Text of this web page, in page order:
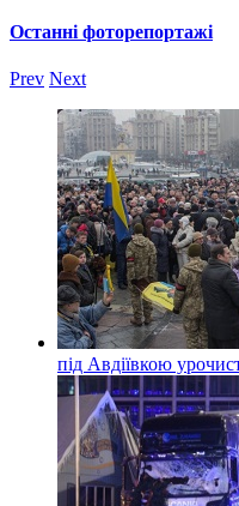
Останні фоторепортажі
Prev Next
під Авдіївкою